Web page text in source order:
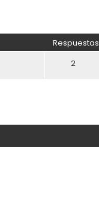
Respuestas
2